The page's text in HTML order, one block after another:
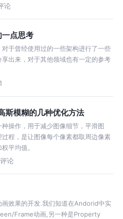
论
点思考
于曾经使用过的一些架构进行了一些
出来，对于其他领域也有一定的参考
1
斯模糊的几种优化方法
操作，用于减少图像细节，平滑图
程，是让图像每个像素都取周边像素
平均值。
评论
效果的开发.我们知道在Andorid中实
Frame动画,另一种是Property